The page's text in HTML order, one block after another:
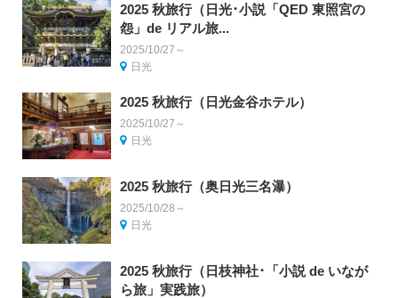
2025 秋旅行（日光･小説「QED 東照宮の
怨」de リアル旅...
2025/10/27～
日光
2025 秋旅行（日光金谷ホテル）
2025/10/27～
日光
2025 秋旅行（奥日光三名瀑）
2025/10/28～
日光
2025 秋旅行（日枝神社･「小説 de いなが
ら旅」実践旅）